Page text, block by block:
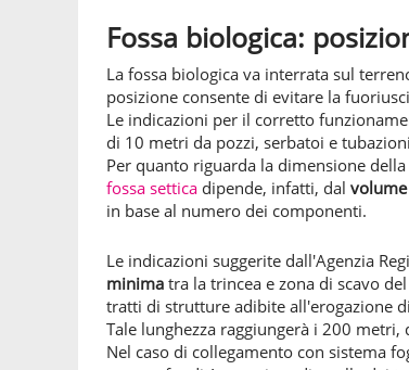
Fossa biologica:
La fossa biologica va interrata sul
posizione consente di evitare la
Le indicazioni per il corretto
di 10 metri da pozzi, serbatoi e
Per quanto riguarda la dimensione
fossa settica dipende, infatti, dal
in base al numero dei componenti.
Le indicazioni suggerite dall'Agenzia
minima tra la trincea e zona di scavo
tratti di strutture adibite all'erogazione
Tale lunghezza raggiungerà i 200
Nel caso di collegamento con sistema